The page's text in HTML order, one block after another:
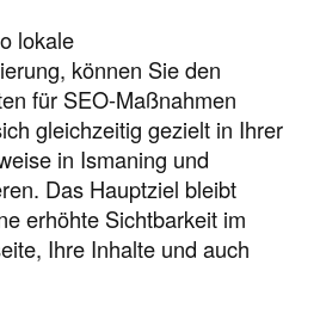
lokale
können Sie den
für SEO-Maßnahmen
gleichzeitig gezielt in Ihrer
in Ismaning und
Das Hauptziel bleibt
erhöhte Sichtbarkeit im
Ihre Inhalte und auch